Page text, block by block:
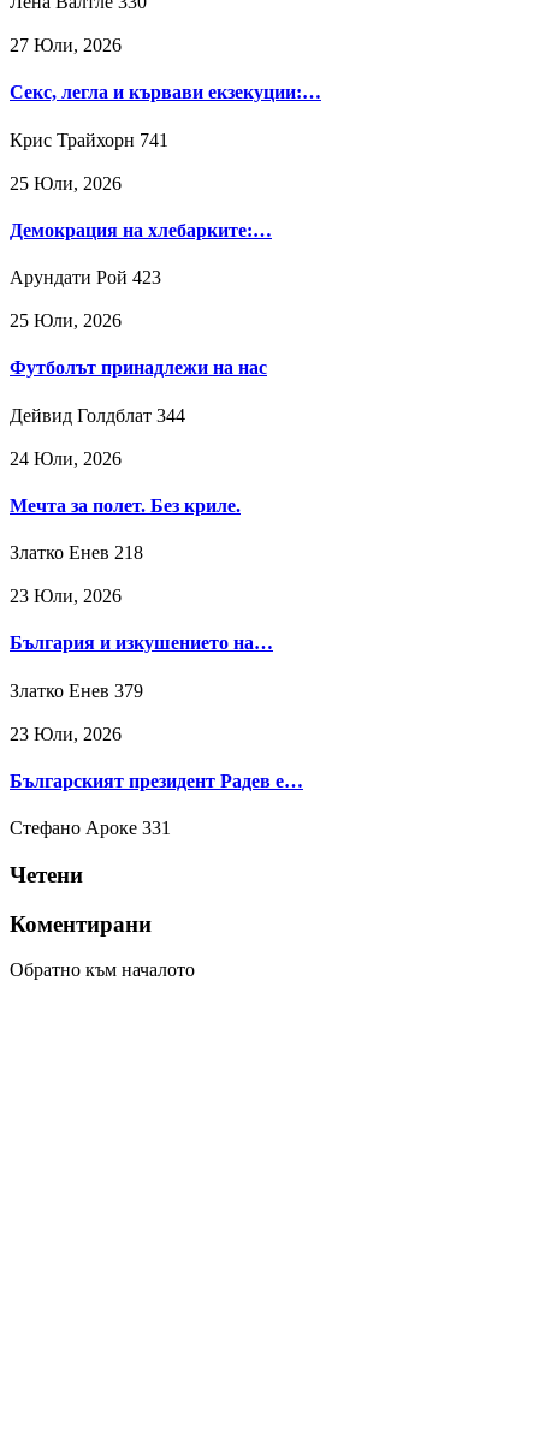
27 Юли, 2026
Секс, легла и кървави екзекуции:…
Крис Трайхорн 741
25 Юли, 2026
Демокрация на хлебарките:…
Арундати Рой 423
25 Юли, 2026
Футболът принадлежи на нас
Дейвид Голдблат 344
24 Юли, 2026
Мечта за полет. Без криле.
Златко Енев 218
23 Юли, 2026
България и изкушението на…
Златко Енев 379
23 Юли, 2026
Българският президент Радев е…
Стефано Ароке 331
Четени
Коментирани
Обратно към началото